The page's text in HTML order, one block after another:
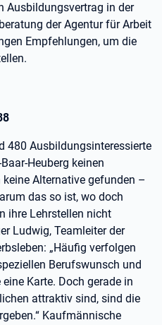
Ausbildungsvertrag in der
der Agentur für Arbeit
Empfehlungen, um die
480 Ausbildungsinteressierte
Heuberg keinen
Alternative gefunden –
das so ist, wo doch
ihre Lehrstellen nicht
Ludwig, Teamleiter der
„Häufig verfolgen
Berufswunsch und
Karte. Doch gerade in
attraktiv sind, sind die
Kaufmännische